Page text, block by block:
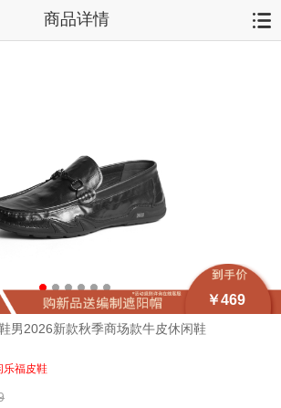
商品详情
￥469
男2026新款秋季商场款牛皮休闲鞋
乐福皮鞋